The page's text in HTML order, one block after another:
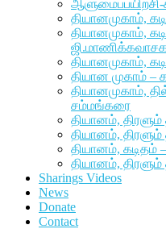
தியானமுகாம்,
தியானமுகாம்,
தியானமுகாம்,
தியான முகாம் –
தியானமுகாம்,
சம்மங்கரை
தியானம்,
தியானம்,
தியானம், கடிதம் –
தியானம்,
Sharings Videos
News
Donate
Contact